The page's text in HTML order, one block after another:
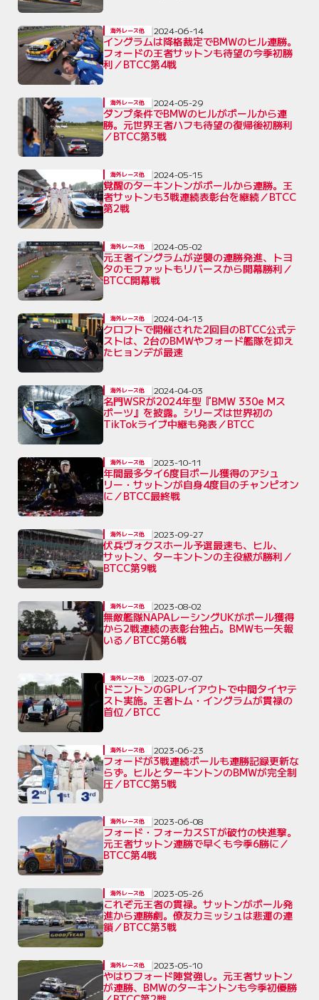
イングラムは降格裁定でBMWのヒル連勝。
フォードの王者サットンも待望の今季初勝
利／BTCC第4戦
海外レース他 2024-06-14
ダンプ条件でBMWのヒルがポールから連
勝。元世界王者ハフも待望の復帰後初勝利
／BTCC第3戦
海外レース他 2024-05-29
覚醒のターキントンがポールから連勝。王
者サットンも3戦連続表彰台を継続／BTCC
第2戦
海外レース他 2024-05-15
元王者イングラムが逆襲の連勝発進、トヨ
タのモファットもリバースから開幕勝利／
BTCC開幕戦
海外レース他 2024-05-02
クロフトで開催された2回目のBTCC公式テ
ストは、2台のBMWやフォード艦隊を抑え
たヒョンデが最速
海外レース他 2024-04-13
名門WSRが2024年型『BMW 330e Mス
ポーツ』を披露。シリーズは世界初の
TikTokライブ中継も発表／BTCC
海外レース他 2024-04-03
年間最多タイ6度目ポール獲得のアシュ
リー・サットンが自身4度目のチャンピオン
に／BTCC最終戦
海外レース他 2023-10-11
伏兵ヴォクスホール予選最速も、ヒル、
サットン、ターキントンの主役級が勝利／
BTCC第9戦
海外レース他 2023-09-27
無敵艦隊NAPAレーシングUKがポール獲得
から2戦連続の表彰台独占。BMWも一矢報
いる／BTCC第6戦
海外レース他 2023-08-02
ドニントンのGPレイアウトで中間タイヤテ
スト実施。王者トム・イングラムが貫禄の
首位／BTCC
海外レース他 2023-07-07
フォードが3戦連続ポールも連勝記録更新な
らず。ヒルとターキントンのBMWが完全制
圧／BTCC第5戦
海外レース他 2023-06-23
フォード・フォーカスSTが破竹の快進撃。
元王者サットン連勝で早くも今季6勝に／
BTCC第4戦
海外レース他 2023-06-08
これぞ元王者の貫禄。サットンがポール発
進から連勝劇。僚友カミッシュは悲運の連
鎖／BTCC第3戦
海外レース他 2023-05-26
やはりフォード陣営強し。元王者サットン
が連勝、BMWのターキントンも今季初優勝
海外レース他 2023-05-10